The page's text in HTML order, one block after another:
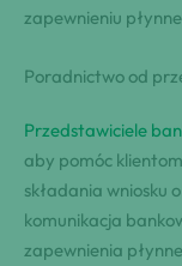
zapewnieniu
Poradnictwo od
Przedstawiciele
aby pomóc
składania wniosku
komunikacja
zapewnienia